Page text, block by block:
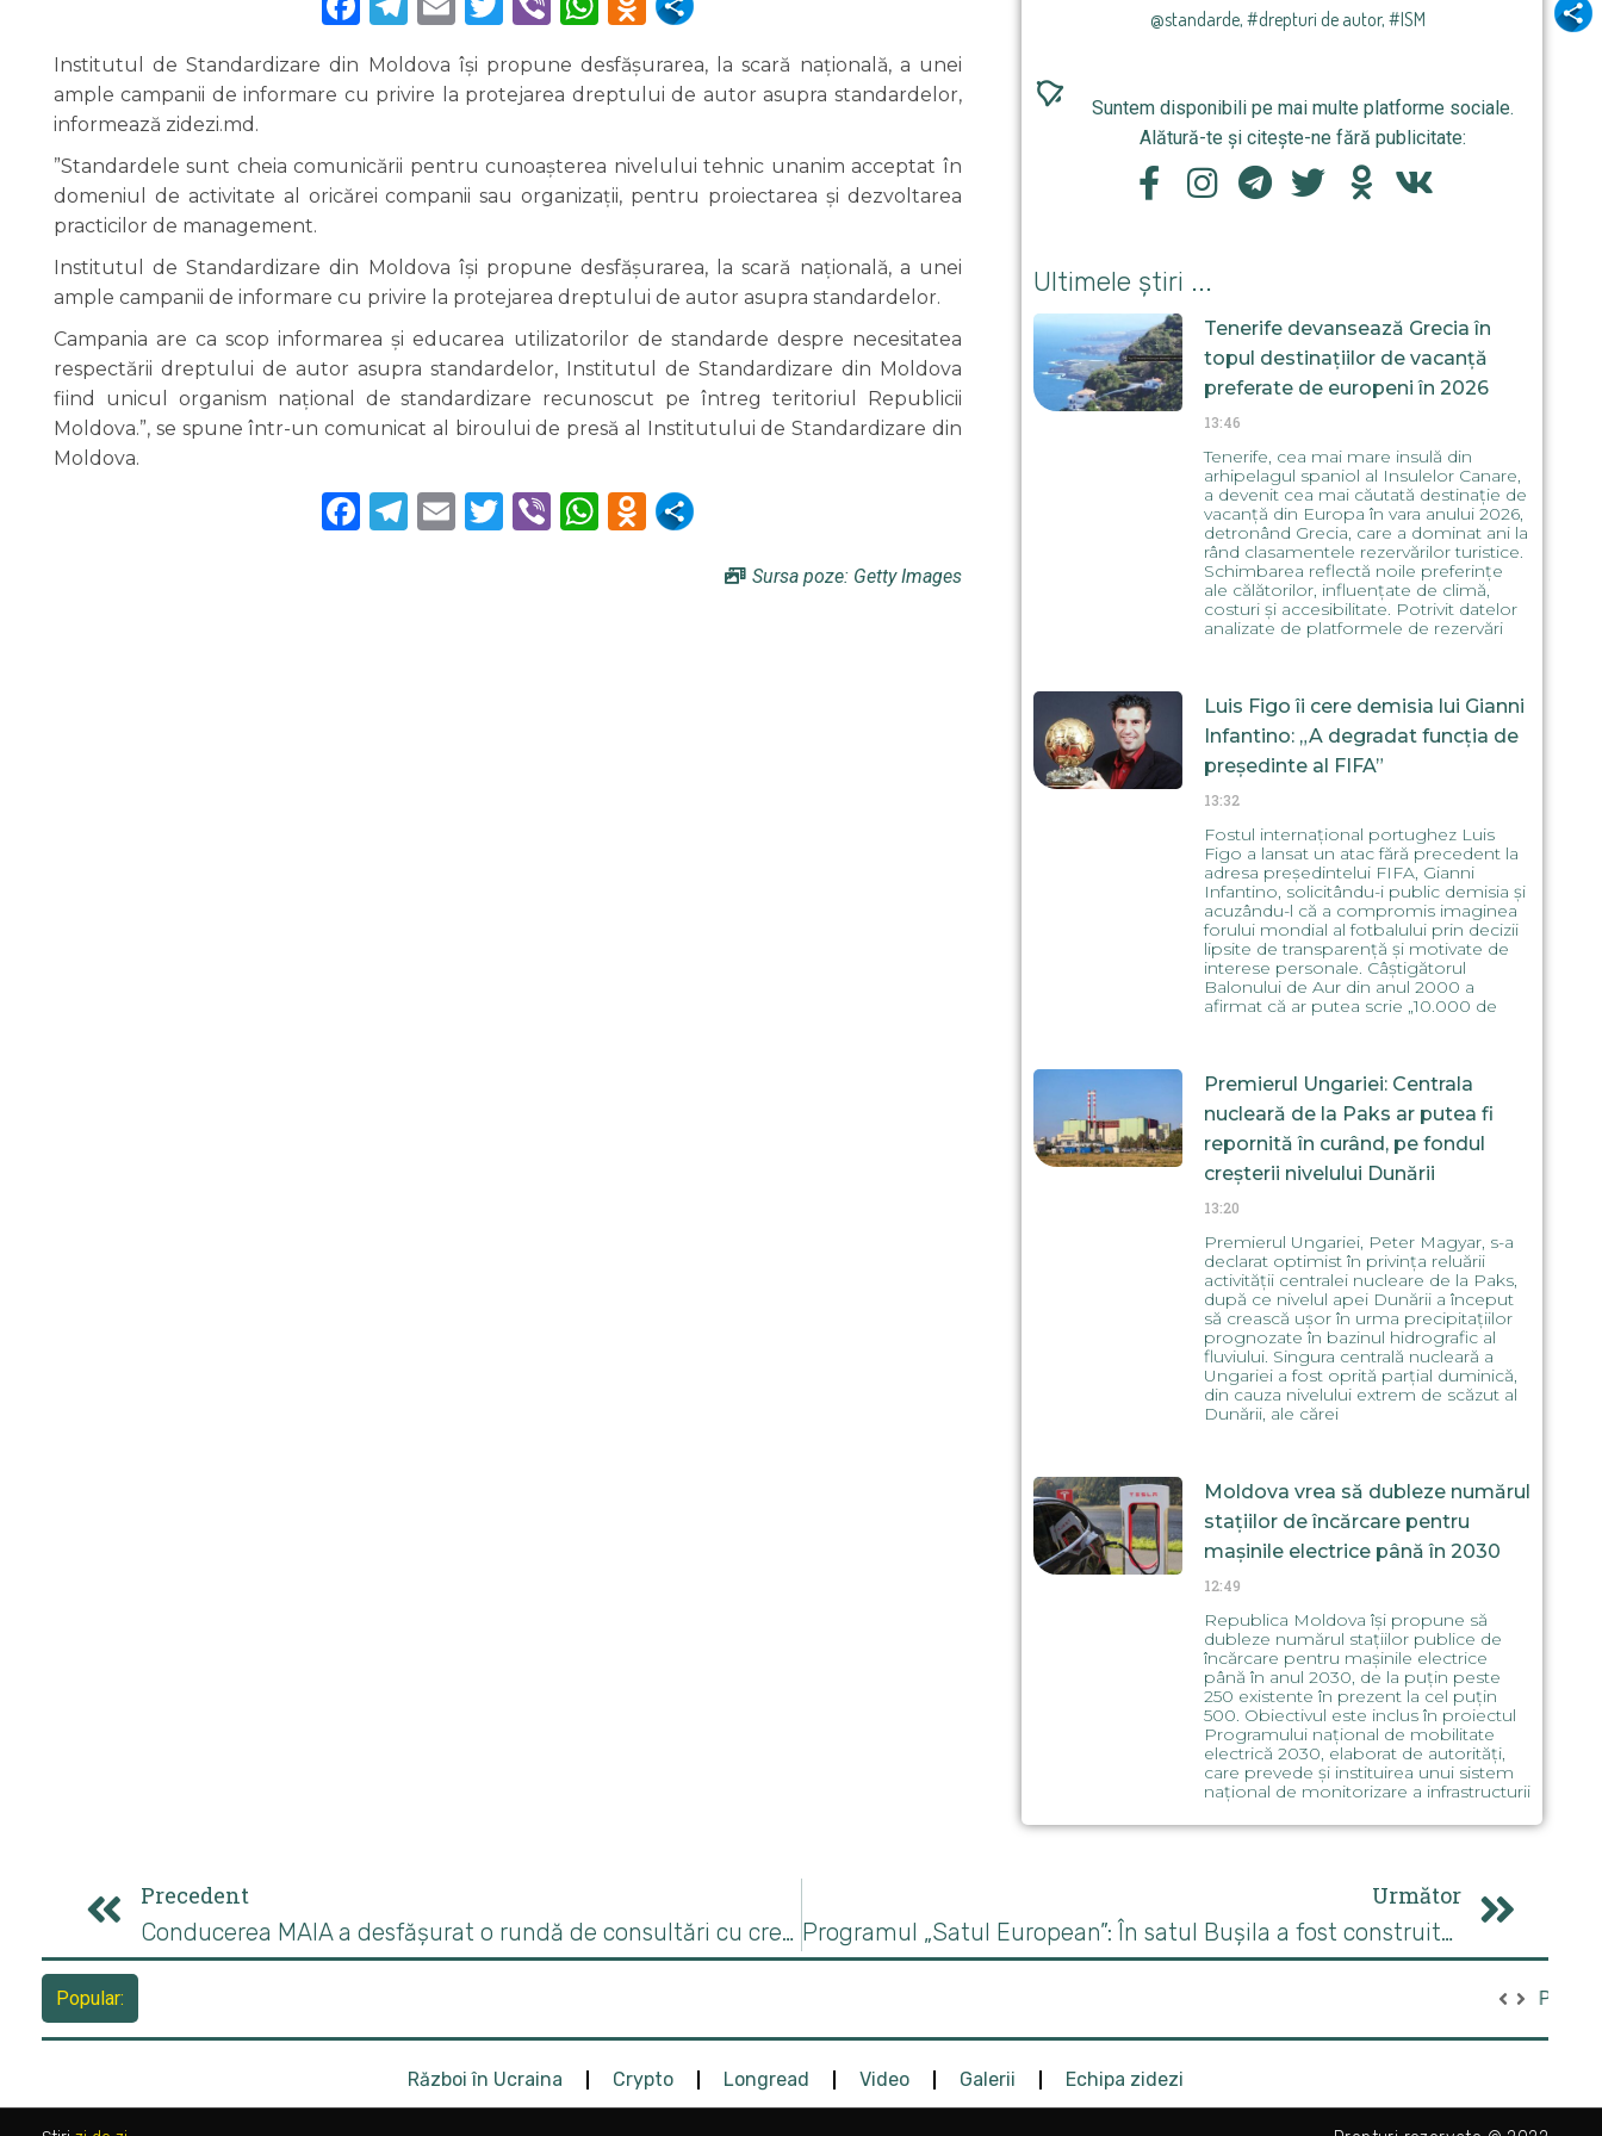
Institutul de Standardizare din Moldova își propune desfășurarea, la scară națională, a unei
ample campanii de informare cu privire la protejarea dreptului de autor asupra standardelor,
informează zidezi.md.
”Standardele sunt cheia comunicării pentru cunoașterea nivelului tehnic unanim acceptat în
domeniul de activitate al oricărei companii sau organizații, pentru proiectarea și dezvoltarea
practicilor de management.
Institutul de Standardizare din Moldova își propune desfășurarea, la scară națională, a unei
ample campanii de informare cu privire la protejarea dreptului de autor asupra standardelor.
Campania are ca scop informarea și educarea utilizatorilor de standarde despre necesitatea
respectării dreptului de autor asupra standardelor, Institutul de Standardizare din Moldova
fiind unicul organism național de standardizare recunoscut pe întreg teritoriul Republicii
Moldova.”, se spune într-un comunicat al biroului de presă al Institutului de Standardizare din
Moldova.
Facebook
Telegram
Email
Twitter
ViberWhatsApp
Odnoklassniki
Sursa poze: Getty Images
@standarde, #drepturi de autor, #ISM
Suntem disponibili pe mai multe platforme sociale.
Alătură-te și citește-ne fără publicitate:
Ultimele știri ...
Tenerife devansează Grecia în
topul destinațiilor de vacanță
preferate de europeni în 2026
13:46
Tenerife, cea mai mare insulă din
arhipelagul spaniol al Insulelor Canare,
a devenit cea mai căutată destinație de
vacanță din Europa în vara anului 2026,
detronând Grecia, care a dominat ani la
rând clasamentele rezervărilor turistice.
Schimbarea reflectă noile preferințe
ale călătorilor, influențate de climă,
costuri și accesibilitate. Potrivit datelor
analizate de platformele de rezervări
Luis Figo îi cere demisia lui Gianni
Infantino: „A degradat funcția de
președinte al FIFA”
13:32
Fostul internațional portughez Luis
Figo a lansat un atac fără precedent la
adresa președintelui FIFA, Gianni
Infantino, solicitându-i public demisia și
acuzându-l că a compromis imaginea
forului mondial al fotbalului prin decizii
lipsite de transparență și motivate de
interese personale. Câștigătorul
Balonului de Aur din anul 2000 a
afirmat că ar putea scrie „10.000 de
Premierul Ungariei: Centrala
nucleară de la Paks ar putea fi
repornită în curând, pe fondul
creșterii nivelului Dunării
13:20
Premierul Ungariei, Peter Magyar, s-a
declarat optimist în privința reluării
activității centralei nucleare de la Paks,
după ce nivelul apei Dunării a început
să crească ușor în urma precipitațiilor
prognozate în bazinul hidrografic al
fluviului. Singura centrală nucleară a
Ungariei a fost oprită parțial duminică,
din cauza nivelului extrem de scăzut al
Dunării, ale cărei
Moldova vrea să dubleze numărul
stațiilor de încărcare pentru
mașinile electrice până în 2030
12:49
Republica Moldova își propune să
dubleze numărul stațiilor publice de
încărcare pentru mașinile electrice
până în anul 2030, de la puțin peste
250 existente în prezent la cel puțin
500. Obiectivul este inclus în proiectul
Programului național de mobilitate
electrică 2030, elaborat de autorități,
care prevede și instituirea unui sistem
național de monitorizare a infrastructurii
Precedent
Conducerea MAIA a desfășurat o rundă de consultări cu crescătorii de bovine
Următor
Programul „Satul European”: În satul Bușila a fost construită o centrală electrică fotovoltaică
Popular:
Război în Ucraina Crypto Longread Video Galerii Echipa zidezi